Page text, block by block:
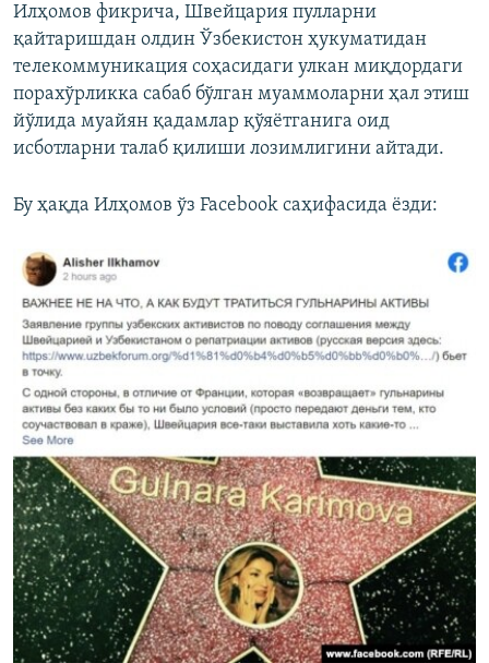
Илҳомов фикрича, Швейцария пулларни
қайтаришдан олдин Ўзбекистон ҳукуматидан
телекоммуникация соҳасидаги улкан миқдордаги
порахўрликка сабаб бўлган муаммоларни ҳал этиш
йўлида муайян қадамлар қўяётганига оид
исботларни талаб қилиши лозимлигини айтади.
Бу ҳақда Илҳомов ўз Facebook саҳифасида ёзди: